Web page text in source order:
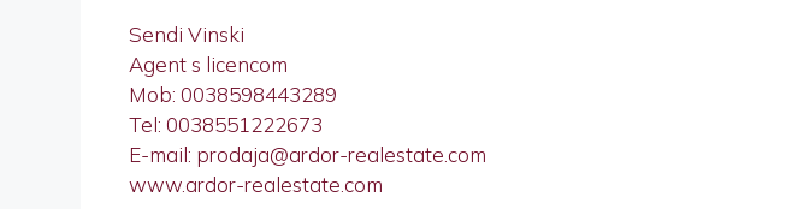
Sendi Vinski
Agent s licencom
Mob: 0038598443289
Tel: 0038551222673
E-mail: prodaja@ardor-realestate.com
www.ardor-realestate.com